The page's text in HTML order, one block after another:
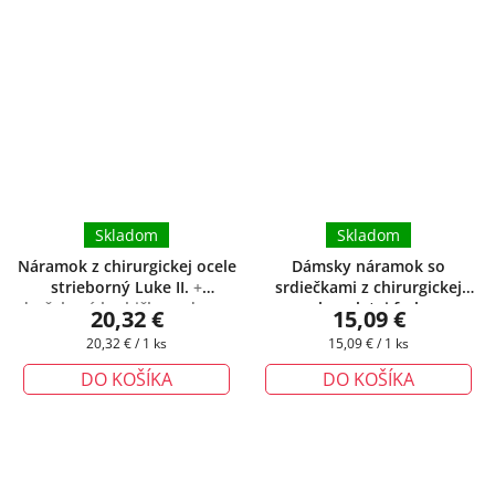
Náramok z chirurgickej ocele
strieborný Luke II. +
darčeková krabička zadarmo
Skladom
20,32 €
Jednotková
20,32 € / 1 ks
DO KOŠÍKA
Dámsky náramok so
srdiečkami z chirurgickej
ocele v zlatej farbe
darčeková krabička zadarmo
Skladom
15,09 €
Jednotková
15,09 € / 1 ks
DO KOŠÍKA